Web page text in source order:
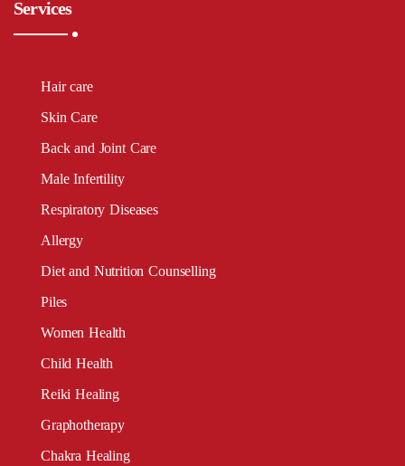
Services
Hair care
Skin Care
Back and Joint Care
Male Infertility
Respiratory Diseases
Allergy
Diet and Nutrition Counselling
Piles
Women Health
Child Health
Reiki Healing
Graphotherapy
Chakra Healing